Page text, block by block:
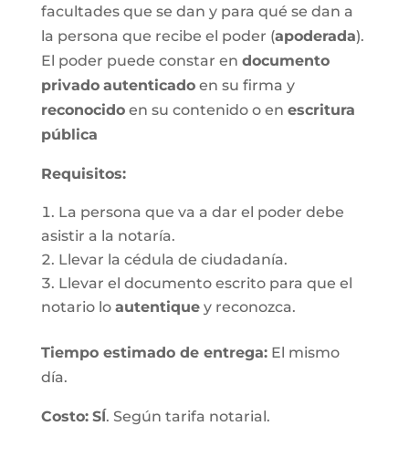
facultades que se dan y para qué se dan a
la persona que recibe el poder (apoderada).
El poder puede constar en documento
privado autenticadoen su firma y
reconocidoen su contenido o en escritura
pública
Requisitos:
La persona que va a dar el poder debe
asistir a la notaría.
Llevar la cédula de ciudadanía.
Llevar el documento escrito para que el
notario lo autentiquey reconozca.
Tiempo estimado de entrega:El mismo
día.
Costo: SÍ. Según tarifa notarial.